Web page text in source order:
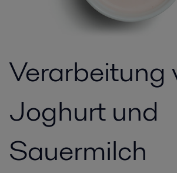
Verarbeitung
Joghurt und
Sauermilch